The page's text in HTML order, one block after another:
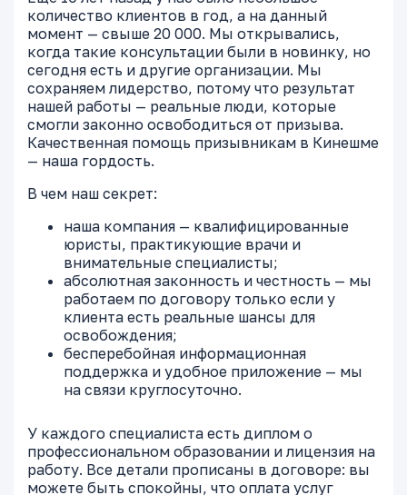
количество клиентов в год, а на данный
момент — свыше 20 000. Мы открывались,
когда такие консультации были в новинку, но
сегодня есть и другие организации. Мы
сохраняем лидерство, потому что результат
нашей работы — реальные люди, которые
смогли законно освободиться от призыва.
Качественная помощь призывникам в Кинешме
— наша гордость.
В чем наш секрет:
наша компания — квалифицированные
юристы, практикующие врачи и
внимательные специалисты;
абсолютная законность и честность — мы
работаем по договору только если у
клиента есть реальные шансы для
освобождения;
бесперебойная информационная
поддержка и удобное приложение — мы
на связи круглосуточно.
У каждого специалиста есть диплом о
профессиональном образовании и лицензия на
работу. Все детали прописаны в договоре: вы
можете быть спокойны, что оплата услуг